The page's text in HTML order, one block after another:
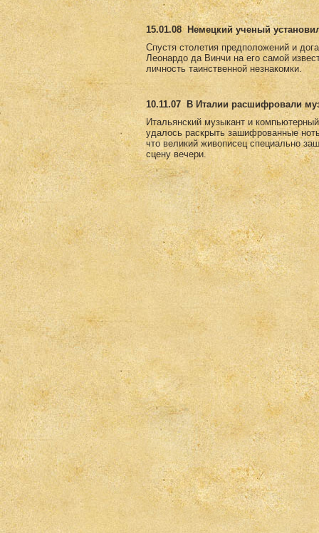
15.01.08 Немецкий ученый
Спустя столетия предположений и
Леонардо да Винчи на его самой
личность таинственной незнакомки.
10.11.07
В Италии расшифровали
Итальянский музыкант и
удалось раскрыть зашифрованные
что великий живописец специально
сцену вечери.